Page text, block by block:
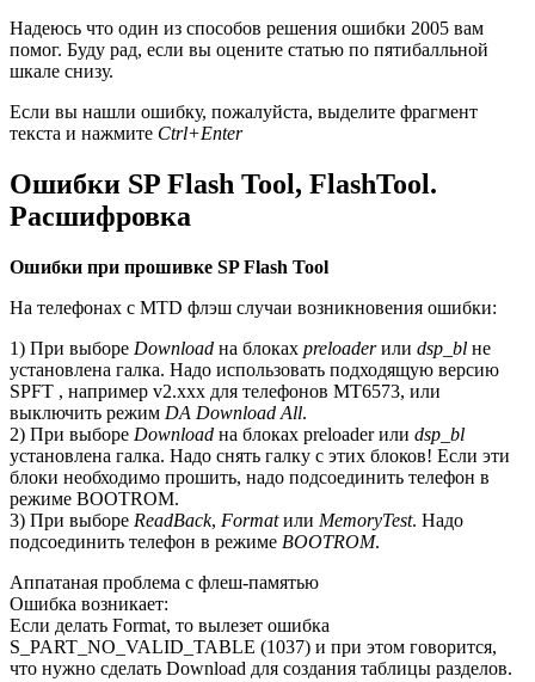
Надеюсь что один из способов решения ошибки 2005 вам
помог. Буду рад, если вы оцените статью по пятибалльной
шкале снизу.
Если вы нашли ошибку, пожалуйста, выделите фрагмент
текста и нажмите Ctrl+Enter
Ошибки SP Flash Tool, FlashTool.
Расшифровка
Ошибки при прошивке SP Flash Tool
На телефонах с MTD флэш случаи возникновения ошибки:
1) При выборе Download на блоках preloaderили dsp_bl не
установлена галка. Надо использовать подходящую версию
SPFT , например v2.xxx для телефонов MT6573, или
выключить режим DA Download All.
2) При выборе Download на блоках preloader или dsp_bl
установлена галка. Надо снять галку с этих блоков! Если эти
блоки необходимо прошить, надо подсоединить телефон в
режиме BOOTROM.
3) При выборе ReadBack, Formatили MemoryTest. Надо
подсоединить телефон в режиме BOOTROM.
Аппатаная проблема с флеш-памятью
Ошибка возникает:
Если делать Format, то вылезет ошибка
S_PART_NO_VALID_TABLE (1037) и при этом говорится,
что нужно сделать Download для создания таблицы разделов.